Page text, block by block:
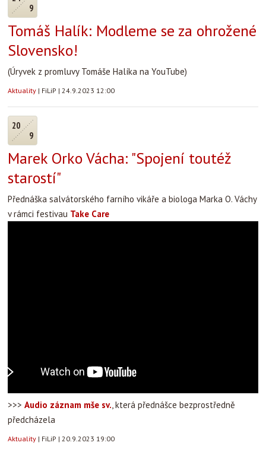
9
Tomáš Halík: Modleme se za ohrožené
Slovensko!
(Úryvek z promluvy Tomáše Halíka na YouTube)
Aktuality | FiLiP | 24.9.2023 12:00
20
9
Marek Orko Vácha: "Spojení toutéž
starostí"
Přednáška salvátorského farního vikáře a biologa Marka O. Váchy
v rámci festivau Take Care
>>> Audio záznam mše sv., která přednášce bezprostředně
předcházela
Aktuality | FiLiP | 20.9.2023 19:00